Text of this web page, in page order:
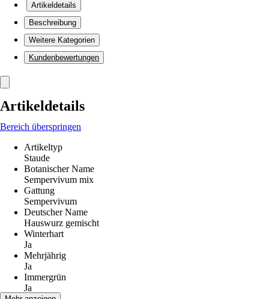
Artikeldetails
Beschreibung
Weitere Kategorien
Kundenbewertungen
Artikeldetails
Bereich überspringen
Artikeltyp
Staude
Botanischer Name
Sempervivum mix
Gattung
Sempervivum
Deutscher Name
Hauswurz gemischt
Winterhart
Ja
Mehrjährig
Ja
Immergrün
Ja